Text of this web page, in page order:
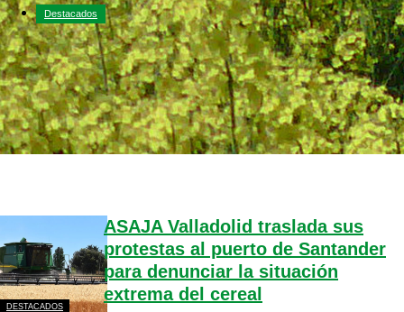
Destacados
DESTACADOS
ASAJA Valladolid traslada sus
protestas al puerto de Santander
para denunciar la situación
extrema del cereal